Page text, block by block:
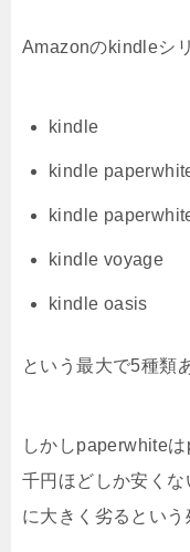
Amazonのkindleシ
kindle
kindle
kindle
kindle voyage
kindle oasis
という最大で5種類
しかしpaperwhite
千円ほどしか安く
に大きく劣るという